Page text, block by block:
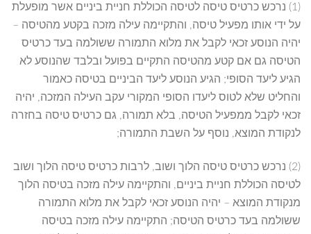
(1) נרכש כרטיס טיסה לטיסה הכוללת חניית ביניים אשר מופעלת
על ידי אותו מפעיל טיסה, והתקיימה עילה מזכה בקטע מהטיסה –
יהיה הנוסע זכאי לקבל את מלוא התמורה ששולמה בעד כרטיס
הטיסה גם אם קטע מהטיסה התקיים בפועל ובלבד שהנוסע לא
הגיע ליעד הסופי; הגיע הנוסע ליעד הביניים בטיסה כאמור
והחליט שלא לטוס ליעדו הסופי המקורי עקב העילה המזכה, יהיה
זכאי לקבל ממפעיל הטיסה, בלא תמורה, גם כרטיס טיסה בחזרה
לנקודת המוצא, נוסף על השבת התמורה;
(2) נרכש כרטיס טיסה הלוך ושוב, לרבות כרטיס טיסה הלוך ושוב
לטיסה הכוללת חניית ביניים, והתקיימה עילה מזכה בטיסה הלוך
מנקודת המוצא – יהיה הנוסע זכאי לקבל את מלוא התמורה
ששולמה בעד כרטיס הטיסה; התקיימה עילה מזכה בטיסה